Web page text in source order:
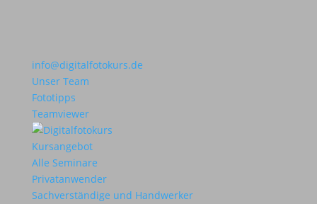
info@digitalfotokurs.de
Unser Team
Fototipps
Teamviewer
Kursangebot
Alle Seminare
Privatanwender
Sachverständige und Handwerker